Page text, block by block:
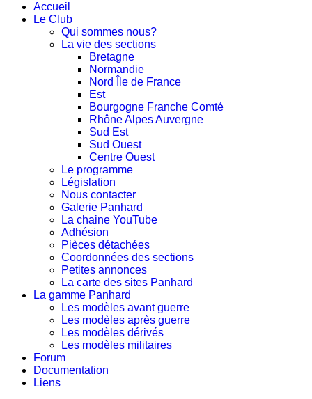
Accueil
Le Club
Qui sommes nous?
La vie des sections
Bretagne
Normandie
Nord Île de France
Est
Bourgogne Franche Comté
Rhône Alpes Auvergne
Sud Est
Sud Ouest
Centre Ouest
Le programme
Législation
Nous contacter
Galerie Panhard
La chaine YouTube
Adhésion
Pièces détachées
Coordonnées des sections
Petites annonces
La carte des sites Panhard
La gamme Panhard
Les modèles avant guerre
Les modèles après guerre
Les modèles dérivés
Les modèles militaires
Forum
Documentation
Liens